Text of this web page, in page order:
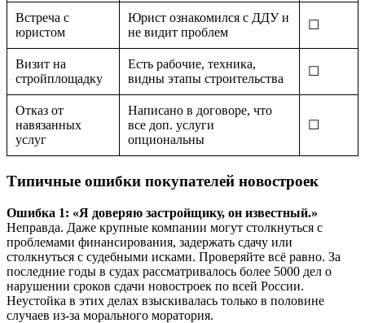
Встреча с
юристом
Юрист ознакомился с ДДУ и
не видит проблем
☐
Визит на
стройплощадку
Есть рабочие, техника,
видны этапы строительства
☐
Отказ от
навязанных
услуг
Написано в договоре, что
все доп. услуги
опциональны
☐
Типичные ошибки покупателей новостроек
Ошибка 1: «Я доверяю застройщику, он известный.»
Неправда. Даже крупные компании могут столкнуться с
проблемами финансирования, задержать сдачу или
столкнуться с судебными исками. Проверяйте всё равно. За
последние годы в судах рассматривалось более 5000 дел о
нарушении сроков сдачи новостроек по всей России.
Неустойка в этих делах взыскивалась только в половине
случаев из-за морального моратория.